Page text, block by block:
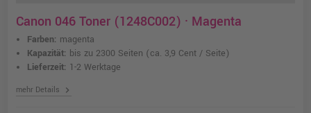
Canon 046 Toner (1248C002) · Magenta
Farben: magenta
Kapazität: bis zu 2300 Seiten (ca. 3,9 Cent / Seite)
Lieferzeit: 1-2 Werktage
mehr Details chevron_right